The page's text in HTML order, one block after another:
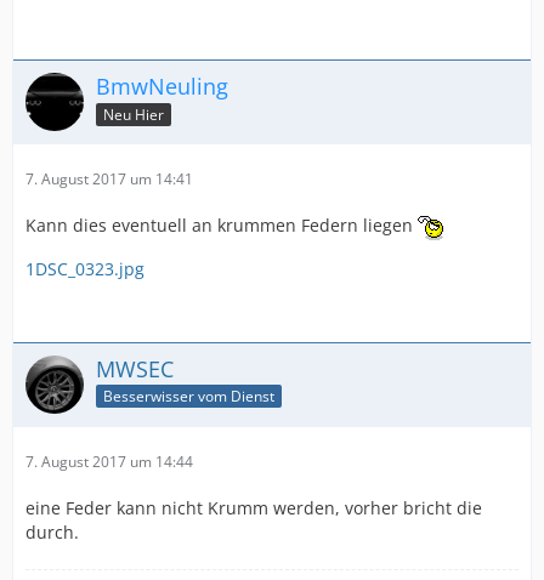
BmwNeuling
Neu Hier
7. August 2017 um 14:41
Kann dies eventuell an krummen Federn liegen
1DSC_0323.jpg
MWSEC
Besserwisser vom Dienst
7. August 2017 um 14:44
eine Feder kann nicht Krumm werden, vorher bricht die
durch.